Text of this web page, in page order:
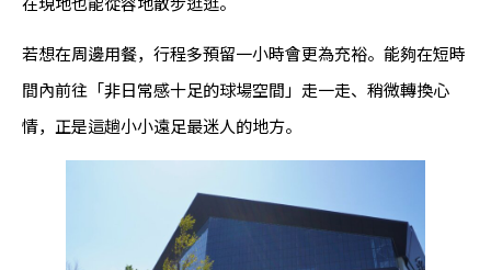
若想在周邊用餐，行程多預留一小時會更為充裕。能夠在短時
間內前往「非日常感十足的球場空間」走一走、稍微轉換心
情，正是這趟小小遠足最迷人的地方。